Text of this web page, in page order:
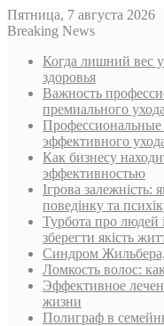
Пятница, 7 августа 2026
Breaking News
Когда лишний вес
здоровья
Важность
премиального
Профессиональные
эффективного
Как бизнесу
эффективностью
Ігрова залежність:
поведінку та
Турбота про людей
зберегти якість
Синдром Жильбера,
Ломкость волос:
Эффективное
жизни
Полиграф в